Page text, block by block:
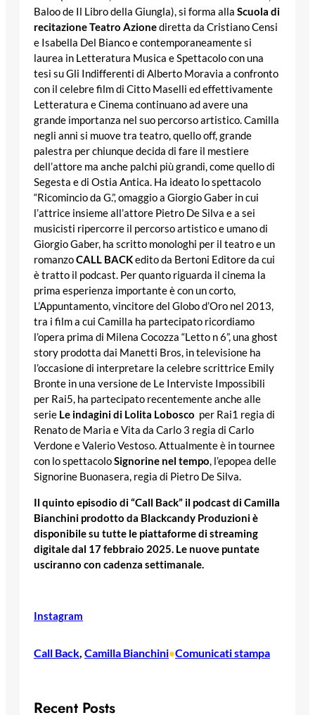
Baloo de Il Libro della Giungla), si forma alla Scuola di
recitazione Teatro Azionediretta da Cristiano Censi
e Isabella Del Bianco e contemporaneamente si
laurea in Letteratura Musica e Spettacolo con una
tesi su Gli Indifferenti di Alberto Moravia a confronto
con il celebre film di Citto Maselli ed effettivamente
Letteratura e Cinema continuano ad avere una
grande importanza nel suo percorso artistico. Camilla
negli anni si muove tra teatro, quello off, grande
palestra per chiunque decida di fare il mestiere
dell’attore ma anche palchi più grandi, come quello di
Segesta e di Ostia Antica. Ha ideato lo spettacolo
“Ricomincio da G.”, omaggio a Giorgio Gaber in cui
l’attrice insieme all’attore Pietro De Silva e a sei
musicisti ripercorre il percorso artistico e umano di
Giorgio Gaber, ha scritto monologhi per il teatro e un
romanzoCALL BACKedito da Bertoni Editore da cui
è tratto il podcast. Per quanto riguarda il cinema la
prima esperienza importante è con un corto,
L’Appuntamento, vincitore del Globo d’Oro nel 2013,
tra i film a cui Camilla ha partecipato ricordiamo
l’opera prima di Milena Cocozza “Letto n 6”, una ghost
story prodotta dai Manetti Bros, in televisione ha
l’occasione di interpretare la celebre scrittrice Emily
Bronte in una versione de Le Interviste Impossibili
per Rai5, ha partecipato recentemente anche alle
serie Le indagini di Lolita Lobosco per Rai1 regia di
Renato de Maria e Vita da Carlo 3 regia di Carlo
Verdone e Valerio Vestoso. Attualmente è in tournee
con lo spettacoloSignorine nel tempo, l’epopea delle
Signorine Buonasera, regia di Pietro De Silva.
Il quinto episodio di “Call Back” il podcast di Camilla
Bianchini prodotto da Blackcandy Produzioni è
disponibile su tutte le piattaforme di streaming
digitale dal 17 febbraio 2025. Le nuove puntate
usciranno con cadenza settimanale.
Instagram
Call Back Camilla Bianchini•Comunicati stampa
Recent Posts